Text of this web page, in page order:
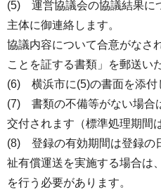
(5) 運営協議会の協議結果に
主体に御連絡します。
協議内容について合意がなさ
ことを証する書類」を郵送い
(6) 横浜市に(5)の書面を添付
(7) 書類の不備等がない場合
交付されます（標準処理期間
(8) 登録の有効期間は登録の
祉有償運送を実施する場合は
を行う必要があります。